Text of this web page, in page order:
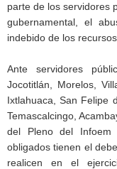
parte de los servidores
gubernamental, el
indebido de los
Ante servidores
Jocotitlán, Morelos,
Ixtlahuaca, San Felipe
Temascalcingo,
del Pleno del
obligados tienen el
realicen en el